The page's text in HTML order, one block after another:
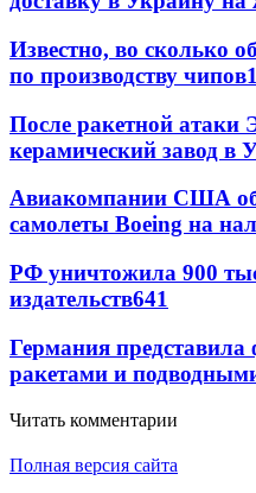
Известно, во сколько
по производству чипов
После ракетной атаки
керамический завод в
Авиакомпании США
самолеты Boeing на
РФ уничтожила 900
издательств641
Германия представила
ракетами и
Читать комментарии
Полная версия сайта